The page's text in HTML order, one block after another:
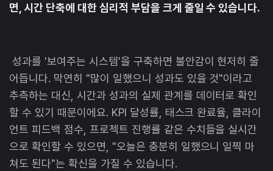
면, 시간 단축에 대한 심리적 부담을 크게 줄일 수 있습니다.
성과를 '보여주는 시스템'을 구축하면 불안감이 현저히 줄
어듭니다. 막연히 "많이 일했으니 성과도 있을 것"이라고
추측하는 대신, 시간과 성과의 실제 관계를 데이터로 확인
할 수 있기 때문이에요. KPI 달성률, 태스크 완료율, 클라이
언트 피드백 점수, 프로젝트 진행률 같은 수치들을 실시간
으로 확인할 수 있으면, "오늘은 충분히 일했으니 일찍 마
쳐도 된다"는 확신을 가질 수 있습니다.